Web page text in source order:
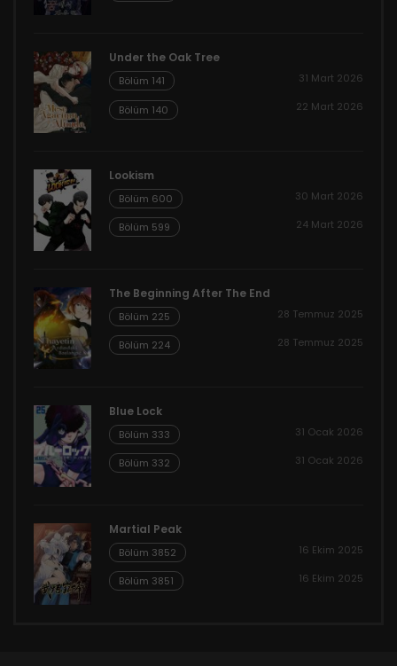
Under the Oak Tree
Bölüm 141 31 Mart 2026
Bölüm 140 22 Mart 2026
Lookism
Bölüm 600 30 Mart 2026
Bölüm 599 24 Mart 2026
The Beginning After The End
Bölüm 225 28 Temmuz 2025
Bölüm 224 28 Temmuz 2025
Blue Lock
Bölüm 333 31 Ocak 2026
Bölüm 332 31 Ocak 2026
Martial Peak
Bölüm 3852 16 Ekim 2025
Bölüm 3851 16 Ekim 2025